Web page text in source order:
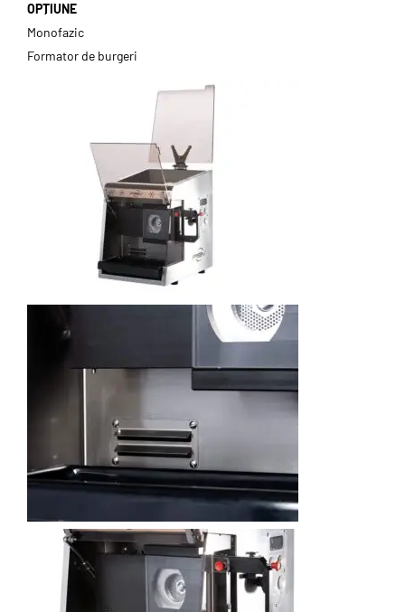
OPȚIUNE
Monofazic
Formator de burgeri